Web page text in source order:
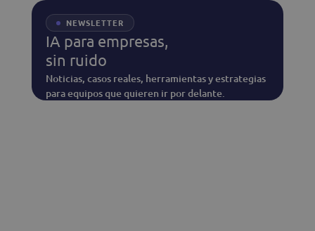
NEWSLETTER
IA para empresas,
sin ruido
Noticias, casos reales, herramientas y estrategias
para equipos que quieren ir por delante.